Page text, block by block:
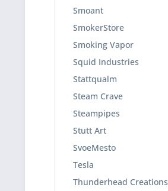
Smoant
SmokerStore
Smoking Vapor
Squid Industries
Stattqualm
Steam Crave
Steampipes
Stutt Art
SvoeMesto
Tesla
Thunderhead Creations